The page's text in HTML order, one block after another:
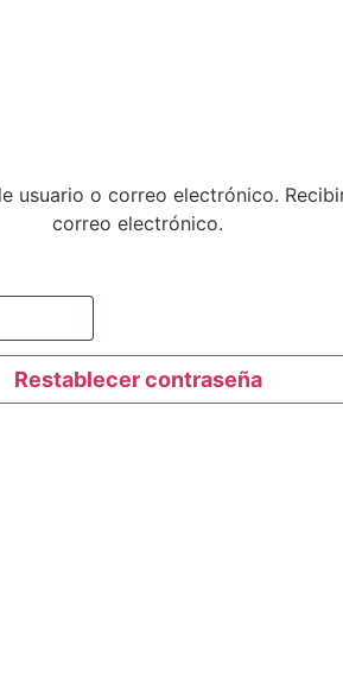
usuario o correo electrónico.
correo electrónico.
Restablecer contraseña